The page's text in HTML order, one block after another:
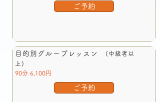
ご予約
目的別グループレッスン
(中級者以
上)
90分 6,100円
ご予約